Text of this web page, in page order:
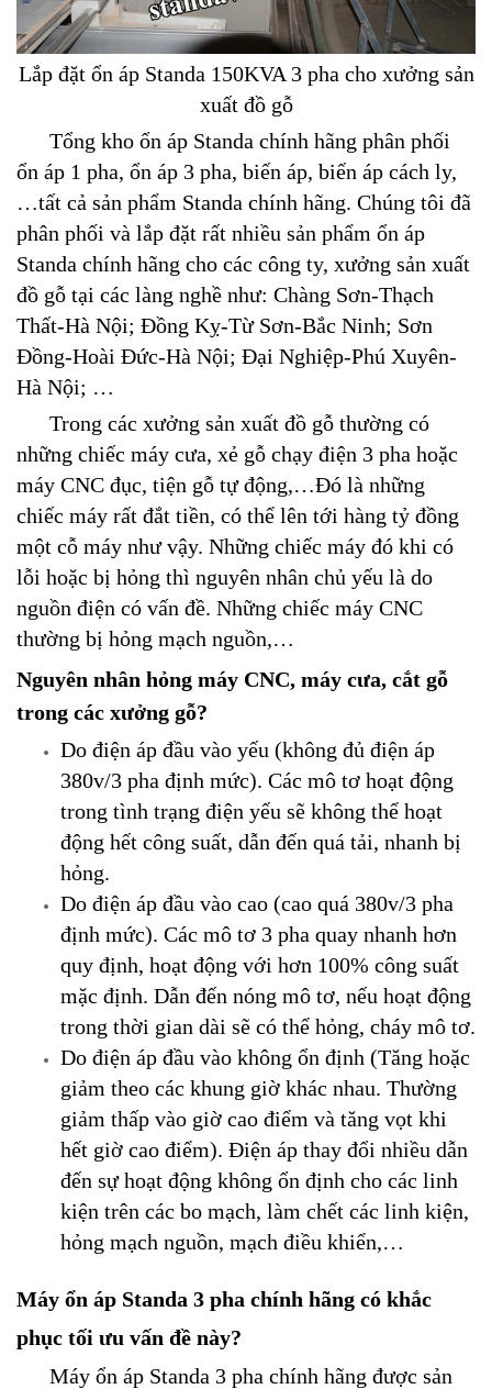
Lắp đặt ổn áp Standa 150KVA 3 pha cho xưởng sản
xuất đồ gỗ
Tổng kho ổn áp Standa chính hãng phân phối
ổn áp 1 pha, ổn áp 3 pha, biến áp, biến áp cách ly,
…tất cả sản phẩm Standa chính hãng. Chúng tôi đã
phân phối và lắp đặt rất nhiều sản phẩm ổn áp
Standa chính hãng cho các công ty, xưởng sản xuất
đồ gỗ tại các làng nghề như: Chàng Sơn-Thạch
Thất-Hà Nội; Đồng Kỵ-Từ Sơn-Bắc Ninh; Sơn
Đồng-Hoài Đức-Hà Nội; Đại Nghiệp-Phú Xuyên-
Hà Nội; …
Trong các xưởng sản xuất đồ gỗ thường có
những chiếc máy cưa, xẻ gỗ chạy điện 3 pha hoặc
máy CNC đục, tiện gỗ tự động,…Đó là những
chiếc máy rất đắt tiền, có thể lên tới hàng tỷ đồng
một cỗ máy như vậy. Những chiếc máy đó khi có
lỗi hoặc bị hỏng thì nguyên nhân chủ yếu là do
nguồn điện có vấn đề. Những chiếc máy CNC
thường bị hỏng mạch nguồn,…
Nguyên nhân hỏng máy CNC, máy cưa, cắt gỗ
trong các xưởng gỗ?
Do điện áp đầu vào yếu (không đủ điện áp
380v/3 pha định mức). Các mô tơ hoạt động
trong tình trạng điện yếu sẽ không thể hoạt
động hết công suất, dẫn đến quá tải, nhanh bị
hỏng.
Do điện áp đầu vào cao (cao quá 380v/3 pha
định mức). Các mô tơ 3 pha quay nhanh hơn
quy định, hoạt động với hơn 100% công suất
mặc định. Dẫn đến nóng mô tơ, nếu hoạt động
trong thời gian dài sẽ có thể hỏng, cháy mô tơ.
Do điện áp đầu vào không ổn định (Tăng hoặc
giảm theo các khung giờ khác nhau. Thường
giảm thấp vào giờ cao điểm và tăng vọt khi
hết giờ cao điểm). Điện áp thay đổi nhiều dẫn
đến sự hoạt động không ổn định cho các linh
kiện trên các bo mạch, làm chết các linh kiện,
hỏng mạch nguồn, mạch điều khiển,…
Máy ổn áp Standa 3 pha chính hãng có khắc
phục tối ưu vấn đề này?
Máy ổn áp Standa 3 pha chính hãng được sản